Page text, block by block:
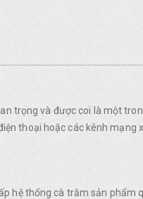
trọng và được coi là một
thoại hoặc các kênh mạng
hệ thống cà trăm sản phẩm